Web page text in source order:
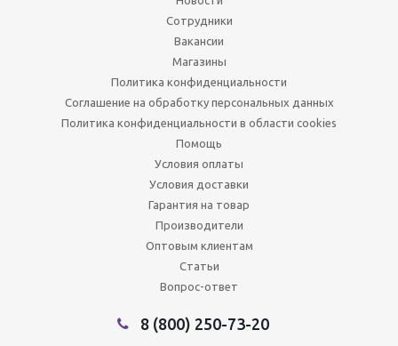
Сотрудники
Вакансии
Магазины
Политика конфиденциальности
Соглашение на обработку персональных данных
Политика конфиденциальности в области cookies
Помощь
Условия оплаты
Условия доставки
Гарантия на товар
Производители
Оптовым клиентам
Статьи
Вопрос-ответ
8 (800) 250-73-20